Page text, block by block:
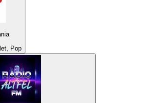
Pop